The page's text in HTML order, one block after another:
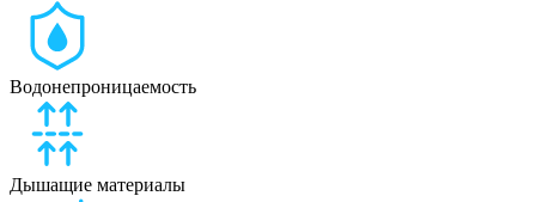
Водонепроницаемость
Дышащие материалы